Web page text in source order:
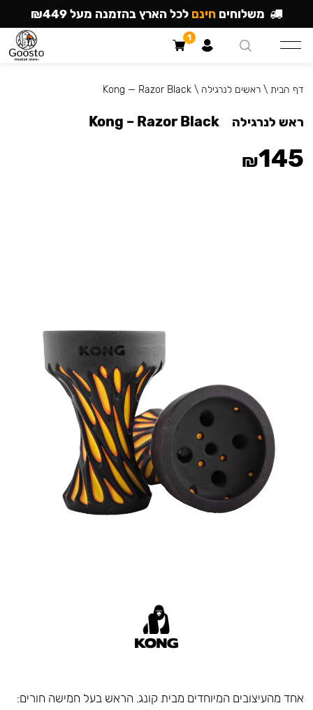
אחד מהעיצובים המיוחדים מבית קונג. הראש בעל חמישה חורים:
דף הבית \ראשים לנרגילה \
Kong — Razor Black
ראש לנרגילה Kong – Razor Black
₪145
משלוחים חינם לכל הארץ בהזמנה מעל ₪449
1